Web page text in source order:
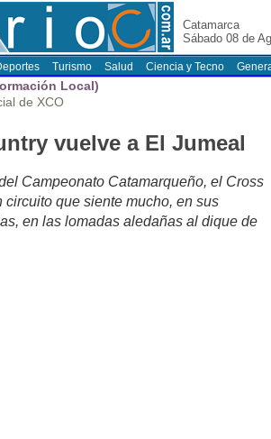
Catamarca
Sábado 08 de
Turismo Salud Ciencia y Tecno
Local)
de XCO
vuelve a El Jumeal
Campeonato Catamarqueño, el Cross
circuito que siente mucho, en sus
en las lomadas aledañas al dique de